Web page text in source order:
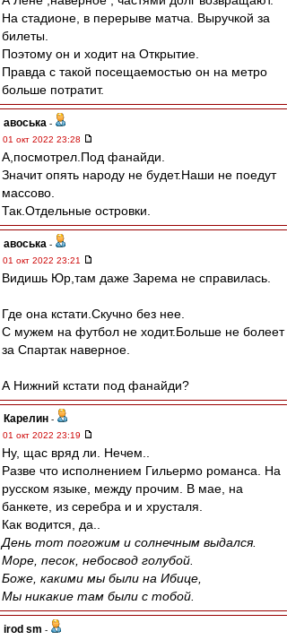
На стадионе, в перерыве матча. Выручкой за
билеты.
Поэтому он и ходит на Открытие.
Правда с такой посещаемостью он на метро
больше потратит.
авоська -
01 окт 2022 23:28
А,посмотрел.Под фанайди.
Значит опять народу не будет.Наши не поедут
массово.
Так.Отдельные островки.
авоська -
01 окт 2022 23:21
Видишь Юр,там даже Зарема не справилась.
Где она кстати.Скучно без нее.
С мужем на футбол не ходит.Больше не болеет
за Спартак наверное.
А Нижний кстати под фанайди?
Карелин -
01 окт 2022 23:19
Ну, щас вряд ли. Нечем..
Разве что исполнением Гильермо романса. На
русском языке, между прочим. В мае, на
банкете, из серебра и и хрусталя.
Как водится, да..
День тот погожим и солнечным выдался.
Море, песок, небосвод голубой.
Боже, какими мы были на Ибице,
Мы никакие там были с тобой.
irod sm -